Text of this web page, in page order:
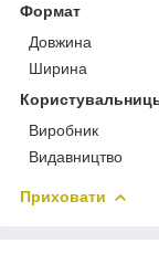
Формат
Довжина
Ширина
Виробник
Видавництво
Приховати